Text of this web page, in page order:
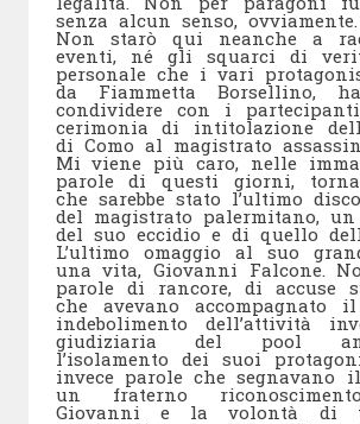
senza alcun senso, ovviamente.
Non starò qui neanche a
eventi, né gli squarci di
personale che i vari
da Fiammetta Borsellino,
condividere con i
cerimonia di intitolazione
di Como al magistrato
Mi viene più caro, nelle
parole di questi giorni,
che sarebbe stato l’ultimo
del magistrato palermitano,
del suo eccidio e di quello
L’ultimo omaggio al suo
una vita, Giovanni Falcone.
parole di rancore, di accuse
che avevano accompagnato
indebolimento dell’attività
giudiziaria del pool
l’isolamento dei suoi
invece parole che segnavano
un fraterno
Giovanni e la volontà di